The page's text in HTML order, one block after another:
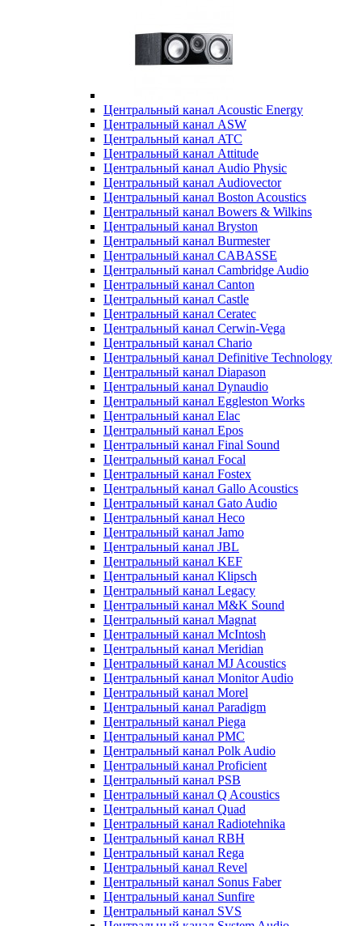
Центральный канал Acoustic Energy
Центральный канал ASW
Центральный канал ATC
Центральный канал Attitude
Центральный канал Audio Physic
Центральный канал Audiovector
Центральный канал Boston Acoustics
Центральный канал Bowers & Wilkins
Центральный канал Bryston
Центральный канал Burmester
Центральный канал CABASSE
Центральный канал Cambridge Audio
Центральный канал Canton
Центральный канал Castle
Центральный канал Ceratec
Центральный канал Cerwin-Vega
Центральный канал Chario
Центральный канал Definitive Technology
Центральный канал Diapason
Центральный канал Dynaudio
Центральный канал Eggleston Works
Центральный канал Elac
Центральный канал Epos
Центральный канал Final Sound
Центральный канал Focal
Центральный канал Fostex
Центральный канал Gallo Acoustics
Центральный канал Gato Audio
Центральный канал Heco
Центральный канал Jamo
Центральный канал JBL
Центральный канал KEF
Центральный канал Klipsch
Центральный канал Legacy
Центральный канал M&K Sound
Центральный канал Magnat
Центральный канал McIntosh
Центральный канал Meridian
Центральный канал MJ Acoustics
Центральный канал Monitor Audio
Центральный канал Morel
Центральный канал Paradigm
Центральный канал Piega
Центральный канал PMC
Центральный канал Polk Audio
Центральный канал Proficient
Центральный канал PSB
Центральный канал Q Acoustics
Центральный канал Quad
Центральный канал Radiotehnika
Центральный канал RBH
Центральный канал Rega
Центральный канал Revel
Центральный канал Sonus Faber
Центральный канал Sunfire
Центральный канал SVS